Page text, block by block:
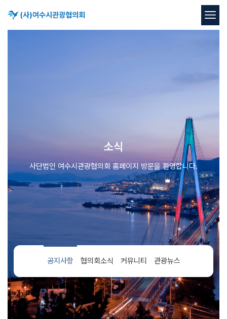
소식
사단법인 여수시관광협의회 홈페이지 방문을 환영합니다.
공지사항 협의회소식 커뮤니티 관광뉴스